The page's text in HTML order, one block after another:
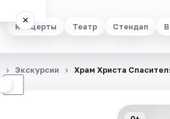
Концерты Театр Стендап
×
☾
Экскурсии Храм Христа